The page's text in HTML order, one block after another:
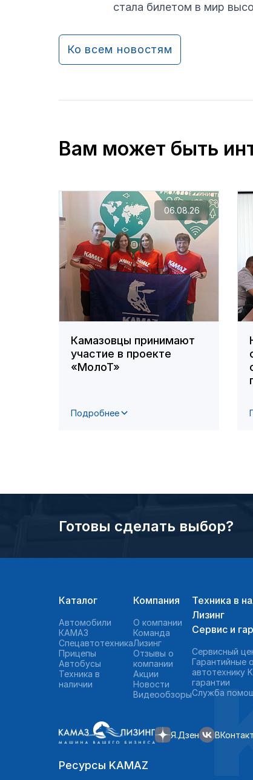
стала билетом в мир
Ко всем новостям
Вам может быть
Камазовцы принимают
участие в проекте
«МолоТ»
Подробнее
06.08.26
Готовы сделать выбор?
Каталог
Автомобили
КАМАЗ
Спецавтотехника
Прицепы
Автобусы
Техника в
наличии
Компания
О компании
Команда
Лизинг
Отзывы о
компании
Акции
Новости
Видеообзоры
Техника в
Лизинг
Сервис и
Сервисный
Гарантийные
автотехнику
гарантии
Служба
Я.Дзен
Ресурсы KAMAZ